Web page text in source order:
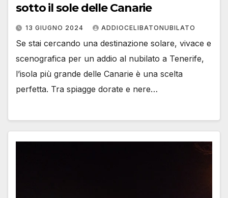
sotto il sole delle Canarie
13 GIUGNO 2024 ADDIOCELIBATONUBILATO
Se stai cercando una destinazione solare, vivace e
scenografica per un addio al nubilato a Tenerife,
l’isola più grande delle Canarie è una scelta
perfetta. Tra spiagge dorate e nere…